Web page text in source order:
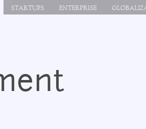
STARTUPS ENTERPRISE